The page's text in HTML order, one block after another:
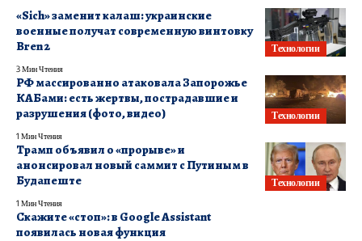
Технологии
«Sich» заменит калаш: украинские
военные получат современную винтовку
Bren 2
3 Мин Чтения
Технологии
РФ массированно атаковала Запорожье
КАБами: есть жертвы, пострадавшие и
разрушения (фото, видео)
1 Мин Чтения
Технологии
Трамп объявил о «прорыве» и
анонсировал новый саммит с Путиным в
Будапеште
1 Мин Чтения
Скажите «стоп»: в Google Assistant
появилась новая функция